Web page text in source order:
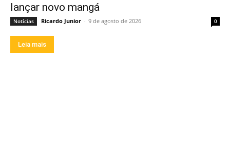
lançar novo mangá
Notícias Ricardo Junior - 9 de agosto de 2026 0
Leia mais